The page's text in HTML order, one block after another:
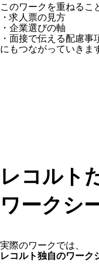
このワークを重ねるこ
・求人票の見方
・企業選びの軸
・面接で伝える配慮事
にもつながっていきま
レコルト
ワークシ
実際のワークでは、
レコルト独自のワーク